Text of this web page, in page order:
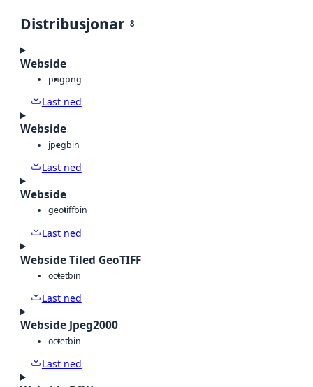
Distribusjonar 8
Webside
pngpng
Last ned
Webside
jpegbin
Last ned
Webside
geotiffbin
Last ned
Webside Tiled GeoTIFF
octetbin
Last ned
Webside Jpeg2000
octetbin
Last ned